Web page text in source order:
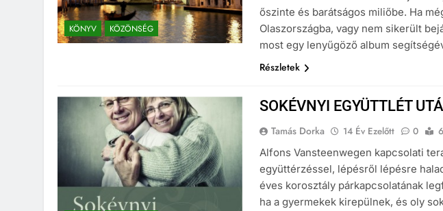
KÖNYV KÖZÖNSÉG
őszinte és barátságos miliőbe. Ha
Olaszországba, vagy nem sikerült
most egy lenyűgöző album
Részletek
SOKÉVNYI EGYÜTTLÉT
Tamás Dorka 14 Év Ezelőtt 0
Alfons Vansteenwegen kapcsolati
együttérzéssel, lépésről lépésre
éves korosztály párkapcsolatának
ha a gyermekek kirepülnek, és oly